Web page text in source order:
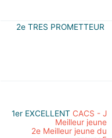
2e TRES PROMETTEUR
1er EXCELLENT CACS - J
Meilleur jeune
2e Meilleur jeune du